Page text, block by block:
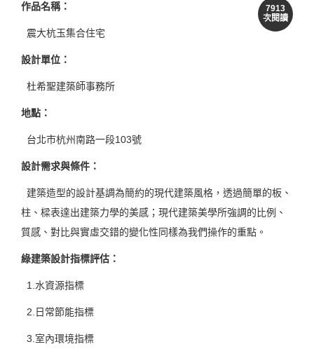
7913
次閱讀
作品名稱：
震大杭玉集合住宅
設計單位：
杜希聖建築師事務所
地點：
台北市杭州南路一段103號
設計需求與條件：
建築造型的設計基調為簡約的現代建築風格，透過簡單的板、
柱、樑表達出建築力學的美感；現代建築美學所強調的比例、
質感、對比與實虛交錯的變化性同樣為我們操作的重點。
綠建築設計指標評估：
1.水資源指標
2.日常節能指標
3.室內環境指標